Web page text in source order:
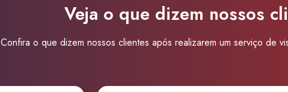
Veja o que dizem nossos
Confira o que dizem nossos clientes após realizarem um serviço de